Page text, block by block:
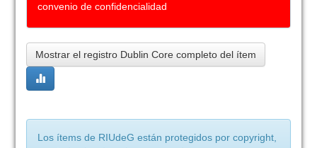
convenio de confidencialidad
Mostrar el registro Dublin Core completo del ítem
Los ítems de RIUdeG están protegidos por copyright,